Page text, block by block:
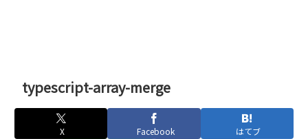
typescript-array-merge
X Facebook はてブ